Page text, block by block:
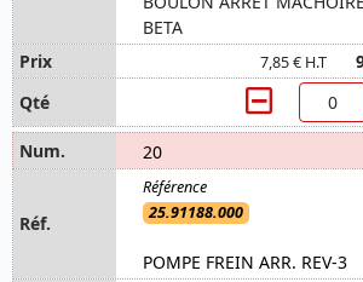
BETA
7,85 € H.T
20
25.91188.000
POMPE FREIN ARR. REV-3